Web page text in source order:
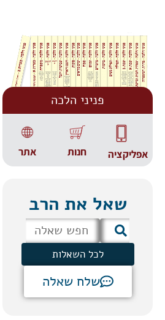
פניני הלכה
אתר חנות אפליקציה
שאל את הרב
לכל השאלות
שלח שאלה